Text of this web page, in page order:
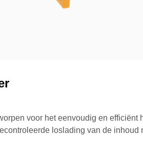
voor het eenvoudig en
loslading van de inhoud